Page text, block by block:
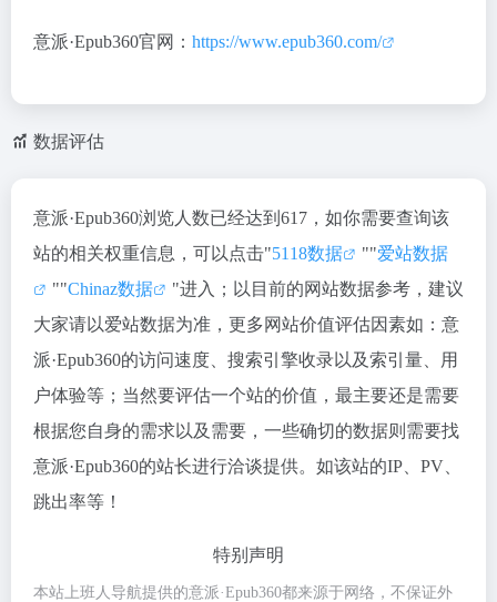
意派·Epub360官网： https://www.epub360.com/
数据评估
意派·Epub360浏览人数已经达到617，如你需要查询该
站的相关权重信息，可以点击"5118数据 ""爱站数据
""Chinaz数据
"进入；以目前的网站数据参考，建议
大家请以爱站数据为准，更多网站价值评估因素如：意
派·Epub360的访问速度、搜索引擎收录以及索引量、用
户体验等；当然要评估一个站的价值，最主要还是需要
根据您自身的需求以及需要，一些确切的数据则需要找
意派·Epub360的站长进行洽谈提供。如该站的IP、PV、
跳出率等！
特别声明
本站上班人导航提供的意派·Epub360都来源于网络，不保证外